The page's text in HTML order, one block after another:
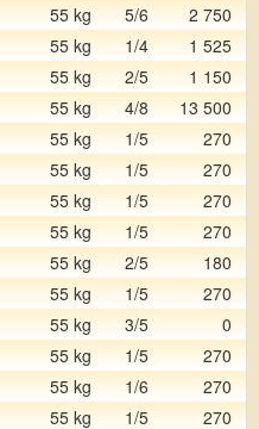
55 kg 5/6 2 750
55 kg 1/4 1 525
55 kg 2/5 1 150
55 kg 4/8 13 500
55 kg 1/5 270
55 kg 1/5 270
55 kg 1/5 270
55 kg 1/5 270
55 kg 2/5 180
55 kg 1/5 270
55 kg 3/5 0
55 kg 1/5 270
55 kg 1/6 270
55 kg 1/5 270